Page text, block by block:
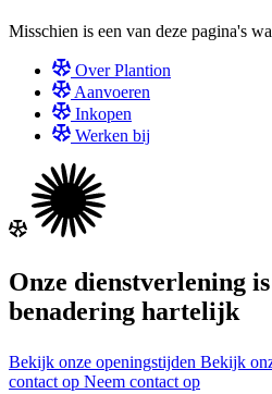
Misschien is een van deze pagina's
Over Plantion
Aanvoeren
Inkopen
Werken bij
Onze dienstverlening
benadering hartelijk
Bekijk onze openingstijden Bekijk
contact op Neem contact op